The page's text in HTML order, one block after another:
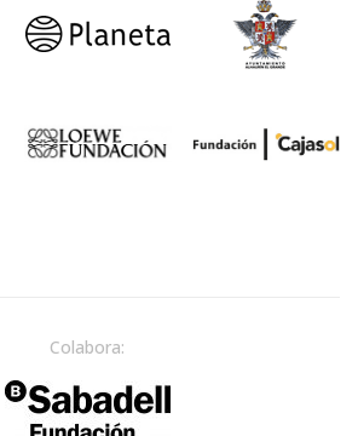
Colabora: